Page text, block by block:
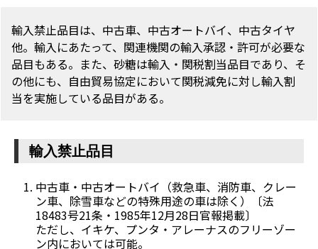
輸入禁止品目は、中古車、中古オートバイ、中古タイヤ
他。輸入にあたって、関連機関の輸入承認・許可が必要な
品目もある。また、砂糖は輸入・関税割当品目であり、そ
の他にも、自由貿易協定において関税減免に対し輸入割
当を実施している品目がある。
輸入禁止品目
中古車・中古オートバイ（救急車、消防車、クレー
ン車、除雪車などの特殊用途の車は除く）〔法
18483号21条・1985年12月28日官報掲載〕
ただし、イキケ、プンタ・アレーナスのフリーゾー
ン内においては可能。